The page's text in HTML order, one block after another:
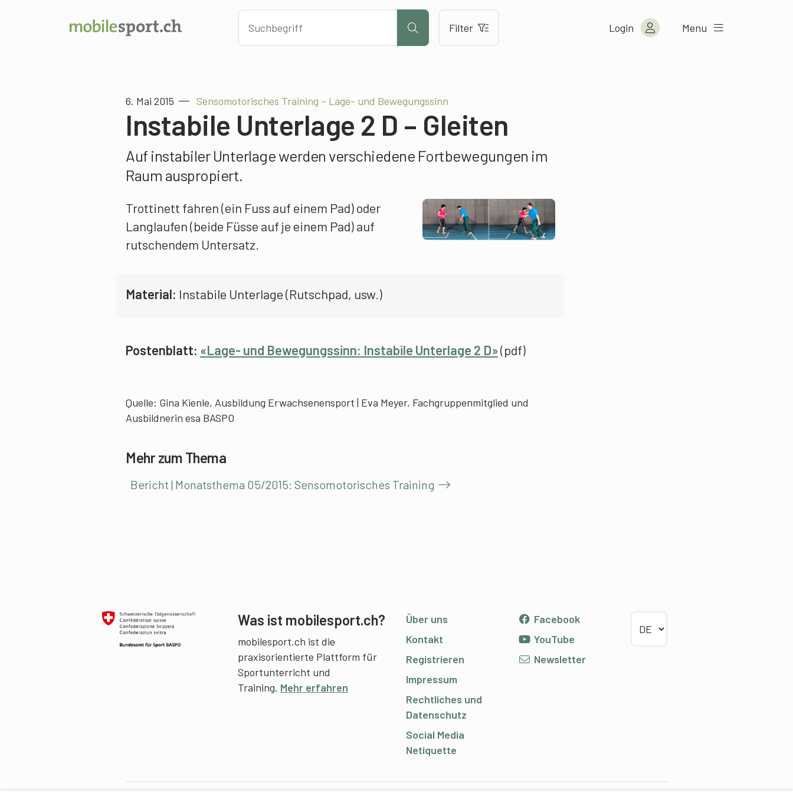
Filter Login Menu
6. Mai 2015 Sensomotorisches Training – Lage- und Bewegungssinn
Instabile Unterlage 2 D – Gleiten
Auf instabiler Unterlage werden verschiedene Fortbewegungen im
Raum auspropiert.
Trottinett fahren (ein Fuss auf einem Pad) oder
Langlaufen (beide Füsse auf je einem Pad) auf
rutschendem Untersatz.
Material: Instabile Unterlage (Rutschpad, usw.)
Postenblatt: «Lage- und Bewegungssinn: Instabile Unterlage 2 D»(pdf)
Quelle: Gina Kienle, Ausbildung Erwachsenensport | Eva Meyer, Fachgruppenmitglied und
Ausbildnerin esa BASPO
Mehr zum Thema
Bericht | Monatsthema 05/2015: Sensomotorisches Training
Was ist mobilesport.ch?
mobilesport.ch ist die
praxisorientierte Plattform für
Sportunterricht und
Training. Mehr erfahren
Über uns
Kontakt
Registrieren
Impressum
Rechtliches und
Datenschutz
Social Media
Netiquette
Facebook
YouTube
Newsletter